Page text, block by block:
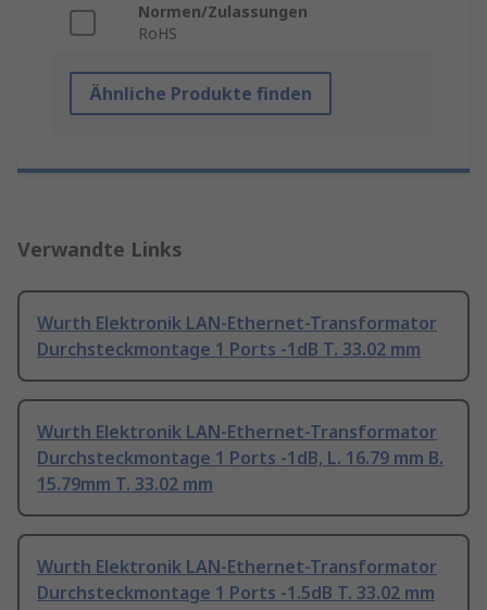
Normen/Zulassungen
RoHS
Ähnliche Produkte finden
Verwandte Links
Wurth Elektronik LAN-Ethernet-Transformator
Durchsteckmontage 1 Ports -1dB T. 33.02 mm
Wurth Elektronik LAN-Ethernet-Transformator
Durchsteckmontage 1 Ports -1dB, L. 16.79 mm B.
15.79mm T. 33.02 mm
Wurth Elektronik LAN-Ethernet-Transformator
Durchsteckmontage 1 Ports -1.5dB T. 33.02 mm